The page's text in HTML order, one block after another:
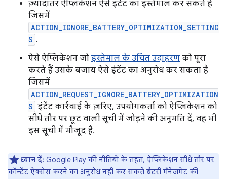
ज़्यादातर ऐप्लिकेशन ऐसे इंटेंट का इस्तेमाल कर सकते हैं
जिसमें
ACTION_IGNORE_BATTERY_OPTIMIZATION_SETTING
S .
ऐसे ऐप्लिकेशन जो इस्तेमाल के उचित उदाहरण को पूरा
करते हैं उसके बजाय ऐसे इंटेंट का अनुरोध कर सकता है
जिसमें
ACTION_REQUEST_IGNORE_BATTERY_OPTIMIZATION
S इंटेंट कार्रवाई के ज़रिए, उपयोगकर्ता को ऐप्लिकेशन को
सीधे तौर पर छूट वाली सूची में जोड़ने की अनुमति दें, वह भी
इस सूची में मौजूद है.
ध्यान दें: Google Play की नीतियों के तहत, ऐप्लिकेशन सीधे तौर पर
कॉन्टेंट ऐक्सेस करने का अनुरोध नहीं कर सकते बैटरी मैनेजमेंट की